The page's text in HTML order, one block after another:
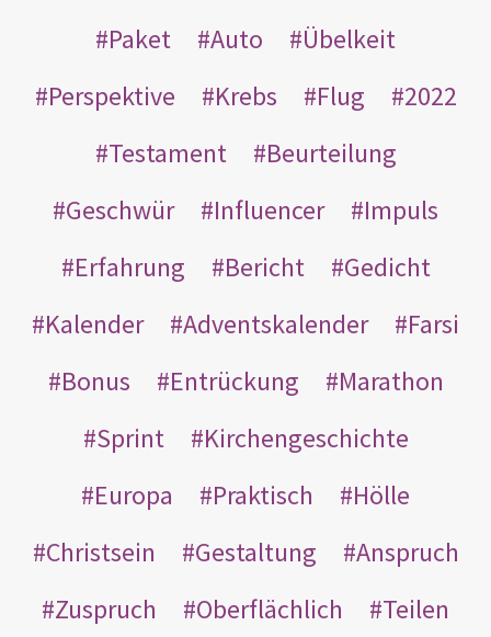
Paket
Auto
Übelkeit
Perspektive
Krebs Flug
2022
Testament
Beurteilung
Geschwür
Influencer
Impuls
Erfahrung
Bericht
Gedicht
Kalender
Adventskalender
Farsi
Bonus
Entrückung
Marathon
Sprint
Kirchengeschichte
Europa
Praktisch
Hölle
Christsein
Gestaltung
Anspruch
Zuspruch
Oberflächlich
Teilen